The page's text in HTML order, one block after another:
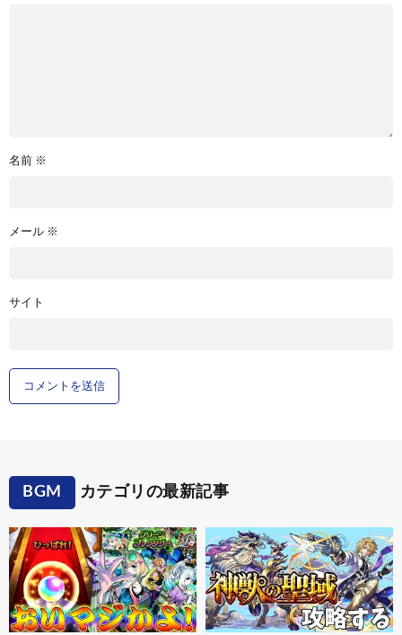
名前 ※
メール ※
サイト
BGM カテゴリの最新記事